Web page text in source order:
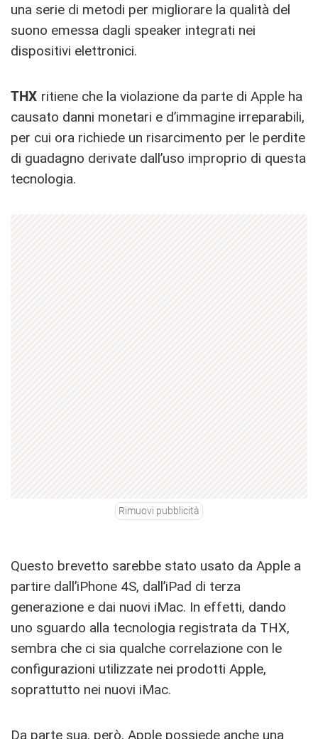
una serie di metodi per migliorare la qualità del
suono emessa dagli speaker integrati nei
dispositivi elettronici.
THX ritiene che la violazione da parte di Apple ha
causato danni monetari e d’immagine irreparabili,
per cui ora richiede un risarcimento per le perdite
di guadagno derivate dall’uso improprio di questa
tecnologia.
Rimuovi pubblicità
Questo brevetto sarebbe stato usato da Apple a
partire dall’iPhone 4S, dall’iPad di terza
generazione e dai nuovi iMac. In effetti, dando
uno sguardo alla tecnologia registrata da THX,
sembra che ci sia qualche correlazione con le
configurazioni utilizzate nei prodotti Apple,
soprattutto nei nuovi iMac.
Da parte sua, però, Apple possiede anche una